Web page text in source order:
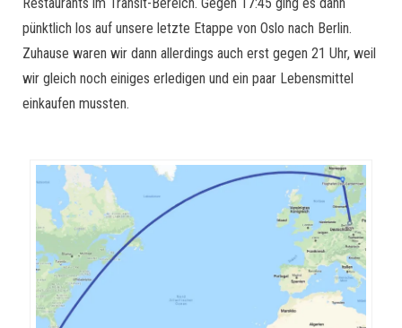
Restaurants im Transit-Bereich. Gegen 17:45 ging es dann
pünktlich los auf unsere letzte Etappe von Oslo nach Berlin.
Zuhause waren wir dann allerdings auch erst gegen 21 Uhr, weil
wir gleich noch einiges erledigen und ein paar Lebensmittel
einkaufen mussten.